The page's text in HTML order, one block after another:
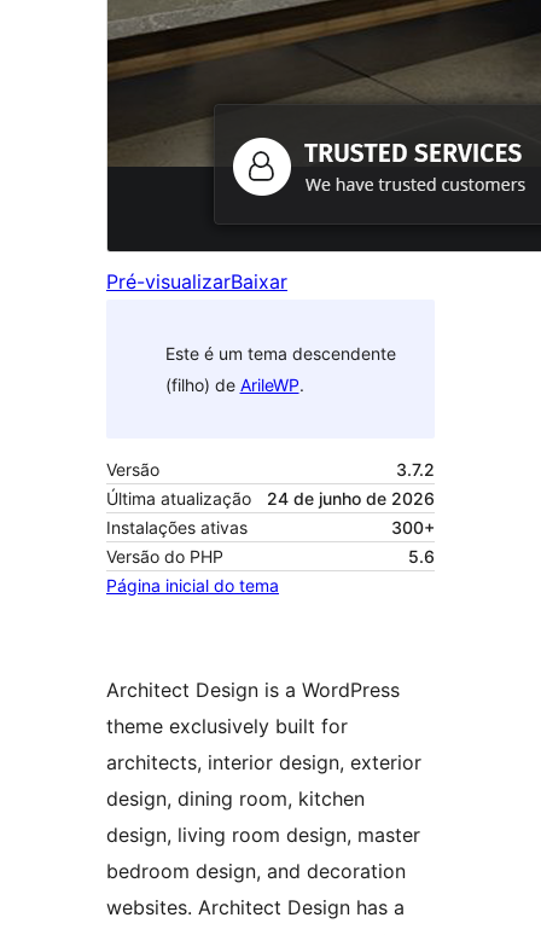
Pré-visualizarBaixar
Este é um tema descendente
(filho) de ArileWP.
Versão
3.7.2
Última atualização
24 de junho de 2026
Instalações ativas
300+
Versão do PHP
5.6
Página inicial do tema
Architect Design is a WordPress
theme exclusively built for
architects, interior design, exterior
design, dining room, kitchen
design, living room design, master
bedroom design, and decoration
websites. Architect Design has a